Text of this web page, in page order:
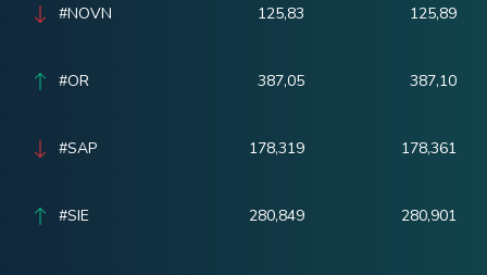
#NOVN 125,83 125,89
#OR 387,05 387,10
#SAP 178,319 178,361
#SIE 280,849 280,901